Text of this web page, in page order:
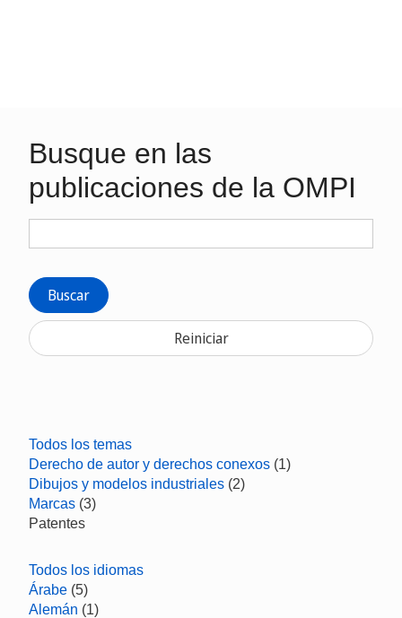
Busque en las
publicaciones de la OMPI
Buscar
Reiniciar
Todos los temas
Derecho de autor y derechos conexos (1)
Dibujos y modelos industriales (2)
Marcas (3)
Patentes
Todos los idiomas
Árabe (5)
Alemán (1)